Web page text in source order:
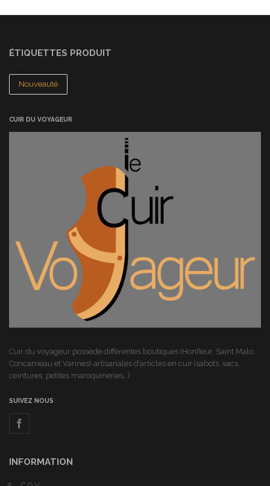
ÉTIQUETTES PRODUIT
Nouveauté
CUIR DU VOYAGEUR
Cuir du voyageur possède différentes boutiques (Honfleur, Saint Malo,
Concarneau et Vannes) artisanales d’articles en cuir (sabots, sacs,
ceintures, petites maroquineries…)
SUIVEZ NOUS
INFORMATION